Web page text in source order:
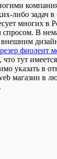
либо задач
многих в
В
фиолент
тут
указать в
магазин в